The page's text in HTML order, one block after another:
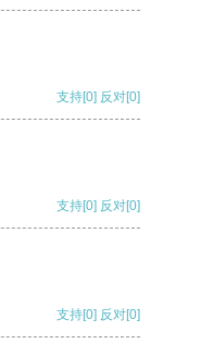
支持[0] 反对[0]
支持[0] 反对[0]
支持[0] 反对[0]